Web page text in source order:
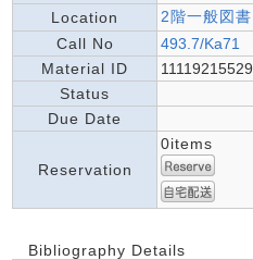
Location
2階一般図書
Call No
493.7/Ka71
Material ID
11119215529
Status
Due Date
Reservation
0items
Bibliography Details